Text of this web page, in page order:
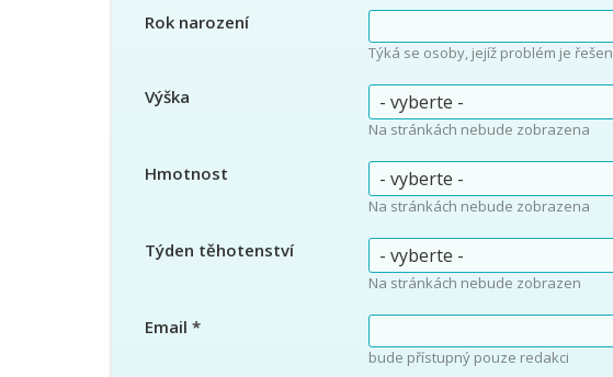
Rok narození
Týká se osoby, jejíž problém je řešen
Výška
Na stránkách nebude zobrazena
Hmotnost
Na stránkách nebude zobrazena
Týden těhotenství
Na stránkách nebude zobrazen
Email *
bude přístupný pouze redakci